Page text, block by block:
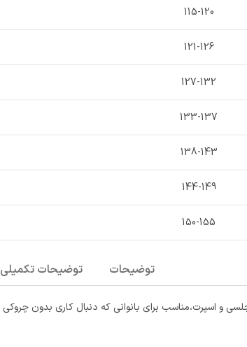
115-120
121-126
127-132
133-137
138-143
144-149
150-155
توضیحات توضیحات تکمیلی